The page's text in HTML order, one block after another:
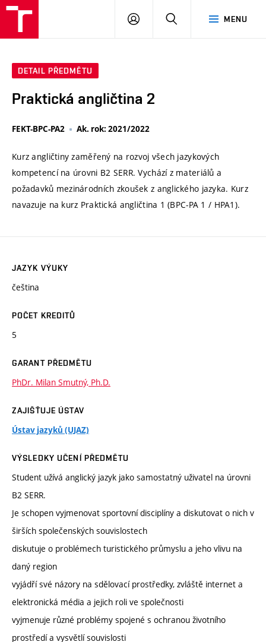
MENU
PŘIHLÁSIT
DETAIL PŘEDMĚTU
Praktická angličtina 2
FEKT-BPC-PA2 Ak. rok: 2021/2022
Kurz angličtiny zaměřený na rozvoj všech jazykových
kompetencí na úrovni B2 SERR. Vychází z materiálů a
požadavků mezinárodních zkoušek z anglického jazyka. Kurz
navazuje na kurz Praktická angličtina 1 (BPC-PA 1 / HPA1).
JAZYK VÝUKY
čeština
POČET KREDITŮ
5
GARANT PŘEDMĚTU
PhDr. Milan Smutný, Ph.D.
ZAJIŠŤUJE ÚSTAV
Ústav jazyků (UJAZ)
VÝSLEDKY UČENÍ PŘEDMĚTU
Student užívá anglický jazyk jako samostatný uživatel na úrovni
B2 SERR.
Je schopen vyjmenovat sportovní disciplíny a diskutovat o nich v
širších společenských souvislostech
diskutuje o problémech turistického průmyslu a jeho vlivu na
daný region
vyjádří své názory na sdělovací prostředky, zvláště internet a
elektronická média a jejich roli ve společnosti
vyjmenuje různé problémy spojené s ochranou životního
prostředí a vysvětlí souvislosti